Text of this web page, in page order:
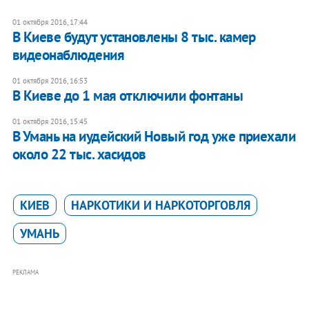
01 октября 2016, 17:44
В Киеве будут установлены 8 тыс. камер
видеонаблюдения
01 октября 2016, 16:53
​В Киеве до 1 мая отключили фонтаны
01 октября 2016, 15:45
В Умань на иудейский Новый год уже приехали
около 22 тыс. хасидов
КИЕВ
НАРКОТИКИ И НАРКОТОРГОВЛЯ
УМАНЬ
РЕКЛАМА